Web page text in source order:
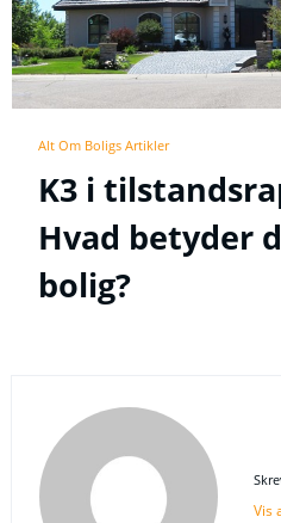
Alt Om Boligs Artikler
K3 i
Hvad betyder
bolig?
Vis